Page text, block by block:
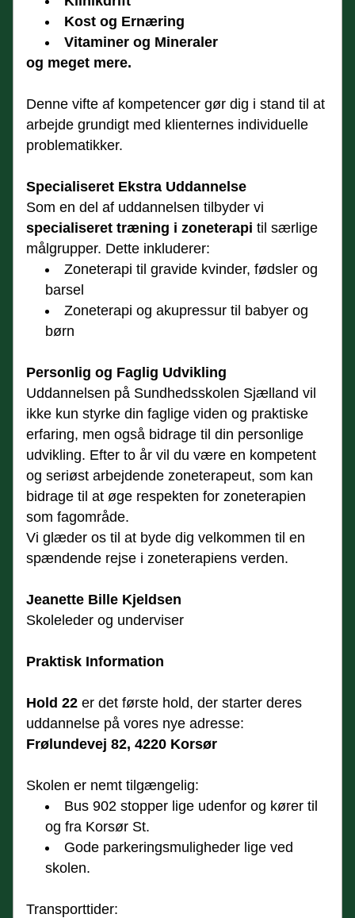
Kost og Ernæring
Vitaminer og Mineraler
og meget mere.
Denne vifte af kompetencer gør dig i stand til at
arbejde grundigt med klienternes individuelle
problematikker.
Specialiseret Ekstra Uddannelse
specialiseret træning i zoneterapi til særlige
målgrupper. Dette inkluderer:
Zoneterapi til gravide kvinder, fødsler og
barsel
Zoneterapi og akupressur til babyer og
børn
Personlig og Faglig Udvikling
Uddannelsen på Sundhedsskolen Sjælland vil
ikke kun styrke din faglige viden og praktiske
erfaring, men også bidrage til din personlige
udvikling. Efter to år vil du være en kompetent
og seriøst arbejdende zoneterapeut, som kan
bidrage til at øge respekten for zoneterapien
som fagområde.
Vi glæder os til at byde dig velkommen til en
spændende rejse i zoneterapiens verden.
Jeanette Bille Kjeldsen
Skoleleder og underviser
Praktisk Information
Hold 22 er det første hold, der starter deres
uddannelse på vores nye adresse:
Frølundevej 82, 4220 Korsør
Skolen er nemt tilgængelig:
Bus 902 stopper lige udenfor og kører til
og fra Korsør St.
Gode parkeringsmuligheder lige ved
skolen.
Transporttider: